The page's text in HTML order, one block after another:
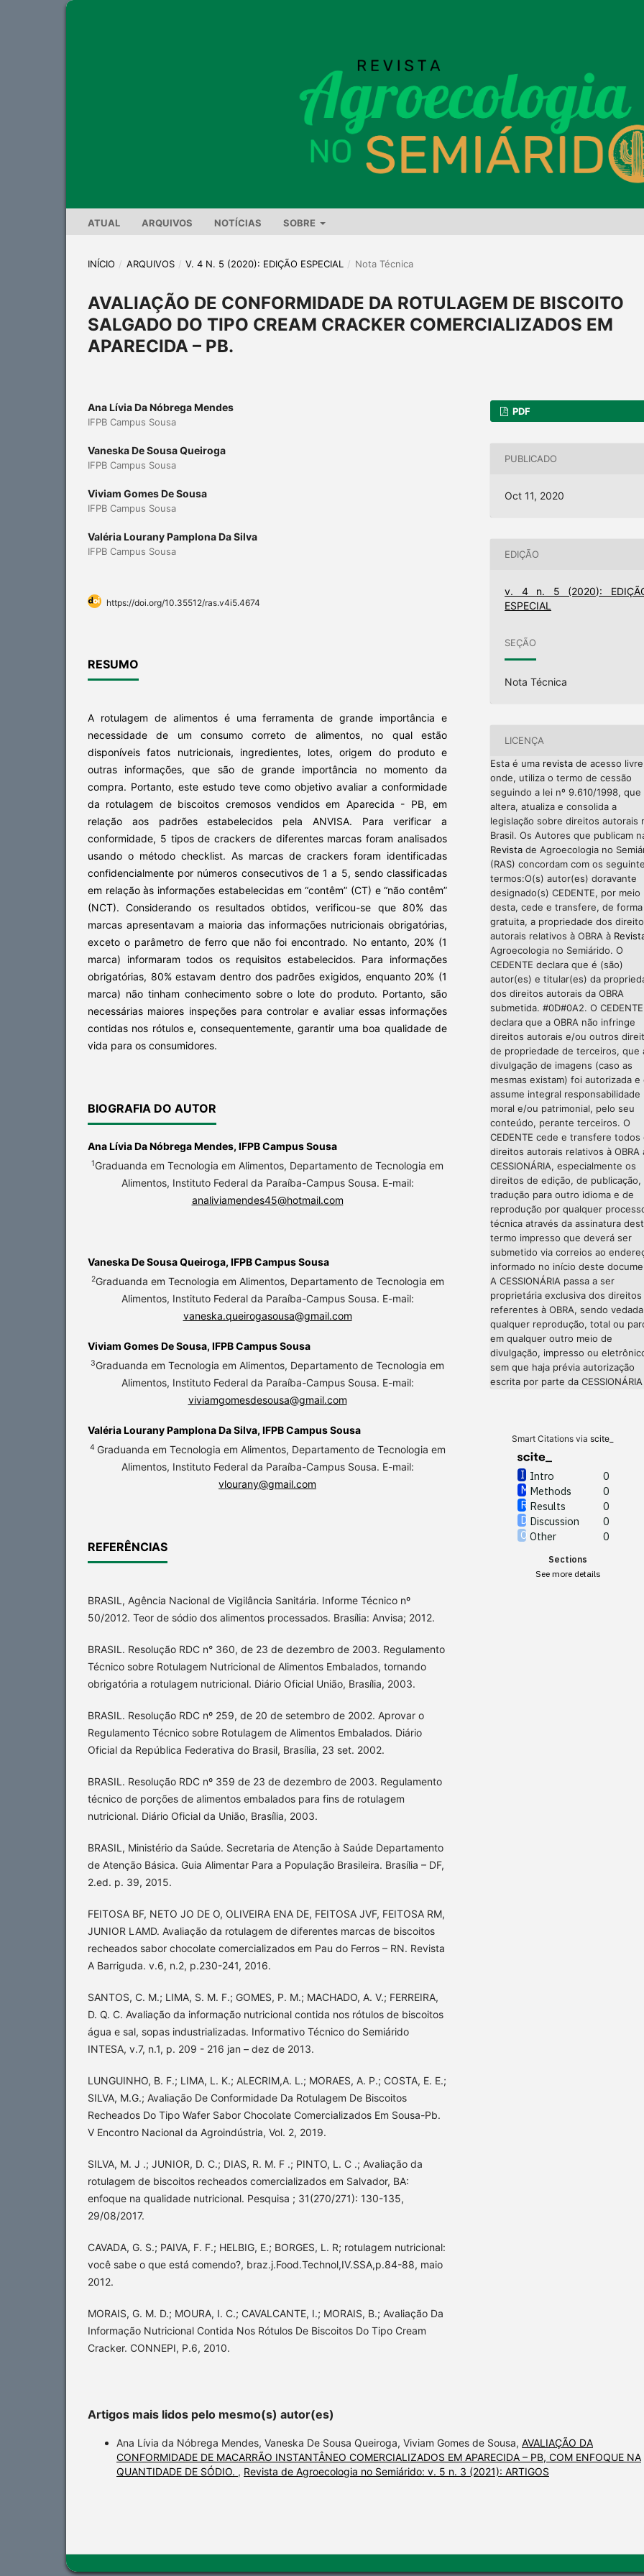
ATUAL ARQUIVOS NOTÍCIAS SOBRE
INÍCIO / ARQUIVOS / V. 4 N. 5 (2020): EDIÇÃO ESPECIAL / Nota Técnica
AVALIAÇÃO DE CONFORMIDADE DA ROTULAGEM DE BISCOITO
SALGADO DO TIPO CREAM CRACKER COMERCIALIZADOS EM
APARECIDA – PB.
Ana Lívia Da Nóbrega Mendes
IFPB Campus Sousa
Vaneska De Sousa Queiroga
IFPB Campus Sousa
Viviam Gomes De Sousa
IFPB Campus Sousa
Valéria Lourany Pamplona Da Silva
IFPB Campus Sousa
https://doi.org/10.35512/ras.v4i5.4674
RESUMO
A rotulagem de alimentos é uma ferramenta de grande importância e
necessidade de um consumo correto de alimentos, no qual estão
disponíveis fatos nutricionais, ingredientes, lotes, origem do produto e
outras informações, que são de grande importância no momento da
compra. Portanto, este estudo teve como objetivo avaliar a conformidade
da rotulagem de biscoitos cremosos vendidos em Aparecida - PB, em
relação aos padrões estabelecidos pela ANVISA. Para verificar a
conformidade, 5 tipos de crackers de diferentes marcas foram analisados
usando o método checklist. As marcas de crackers foram identificadas
confidencialmente por números consecutivos de 1 a 5, sendo classificadas
em relação às informações estabelecidas em “contêm” (CT) e “não contêm”
(NCT). Considerando os resultados obtidos, verificou-se que 80% das
marcas apresentavam a maioria das informações nutricionais obrigatórias,
exceto o parâmetro de ferro que não foi encontrado. No entanto, 20% (1
marca) informaram todos os requisitos estabelecidos. Para informações
obrigatórias, 80% estavam dentro dos padrões exigidos, enquanto 20% (1
marca) não tinham conhecimento sobre o lote do produto. Portanto, são
necessárias maiores inspeções para controlar e avaliar essas informações
contidas nos rótulos e, consequentemente, garantir uma boa qualidade de
vida para os consumidores.
BIOGRAFIA DO AUTOR
Ana Lívia Da Nóbrega Mendes, IFPB Campus Sousa
1Graduanda em Tecnologia em Alimentos, Departamento de Tecnologia em
Alimentos, Instituto Federal da Paraíba-Campus Sousa. E-mail:
analiviamendes45@hotmail.com
Vaneska De Sousa Queiroga, IFPB Campus Sousa
2Graduanda em Tecnologia em Alimentos, Departamento de Tecnologia em
Alimentos, Instituto Federal da Paraíba-Campus Sousa. E-mail:
vaneska.queirogasousa@gmail.com
Viviam Gomes De Sousa, IFPB Campus Sousa
3Graduanda em Tecnologia em Alimentos, Departamento de Tecnologia em
Alimentos, Instituto Federal da Paraíba-Campus Sousa. E-mail:
viviamgomesdesousa@gmail.com
Valéria Lourany Pamplona Da Silva, IFPB Campus Sousa
4 Graduanda em Tecnologia em Alimentos, Departamento de Tecnologia em
Alimentos, Instituto Federal da Paraíba-Campus Sousa. E-mail:
vlourany@gmail.com
REFERÊNCIAS
BRASIL, Agência Nacional de Vigilância Sanitária. Informe Técnico nº
50/2012. Teor de sódio dos alimentos processados. Brasília: Anvisa; 2012.
BRASIL. Resolução RDC n° 360, de 23 de dezembro de 2003. Regulamento
Técnico sobre Rotulagem Nutricional de Alimentos Embalados, tornando
obrigatória a rotulagem nutricional. Diário Oficial União, Brasília, 2003.
BRASIL. Resolução RDC nº 259, de 20 de setembro de 2002. Aprovar o
Regulamento Técnico sobre Rotulagem de Alimentos Embalados. Diário
Oficial da República Federativa do Brasil, Brasília, 23 set. 2002.
BRASIL. Resolução RDC nº 359 de 23 de dezembro de 2003. Regulamento
técnico de porções de alimentos embalados para fins de rotulagem
nutricional. Diário Oficial da União, Brasília, 2003.
BRASIL, Ministério da Saúde. Secretaria de Atenção à Saúde Departamento
de Atenção Básica. Guia Alimentar Para a População Brasileira. Brasília – DF,
2.ed. p. 39, 2015.
FEITOSA BF, NETO JO DE O, OLIVEIRA ENA DE, FEITOSA JVF, FEITOSA RM,
JUNIOR LAMD. Avaliação da rotulagem de diferentes marcas de biscoitos
recheados sabor chocolate comercializados em Pau do Ferros – RN. Revista
A Barriguda. v.6, n.2, p.230-241, 2016.
SANTOS, C. M.; LIMA, S. M. F.; GOMES, P. M.; MACHADO, A. V.; FERREIRA,
D. Q. C. Avaliação da informação nutricional contida nos rótulos de biscoitos
água e sal, sopas industrializadas. Informativo Técnico do Semiárido
INTESA, v.7, n.1, p. 209 - 216 jan – dez de 2013.
LUNGUINHO, B. F.; LIMA, L. K.; ALECRIM,A. L.; MORAES, A. P.; COSTA, E. E.;
SILVA, M.G.; Avaliação De Conformidade Da Rotulagem De Biscoitos
Recheados Do Tipo Wafer Sabor Chocolate Comercializados Em Sousa-Pb.
V Encontro Nacional da Agroindústria, Vol. 2, 2019.
SILVA, M. J .; JUNIOR, D. C.; DIAS, R. M. F .; PINTO, L. C .; Avaliação da
rotulagem de biscoitos recheados comercializados em Salvador, BA:
enfoque na qualidade nutricional. Pesquisa ; 31(270/271): 130-135,
29/08/2017.
CAVADA, G. S.; PAIVA, F. F.; HELBIG, E.; BORGES, L. R; rotulagem nutricional:
você sabe o que está comendo?, braz.j.Food.Technol,IV.SSA,p.84-88, maio
2012.
MORAIS, G. M. D.; MOURA, I. C.; CAVALCANTE, I.; MORAIS, B.; Avaliação Da
Informação Nutricional Contida Nos Rótulos De Biscoitos Do Tipo Cream
Cracker. CONNEPI, P.6, 2010.
PDF
PUBLICADO
Oct 11, 2020
EDIÇÃO
v. 4 n. 5 (2020):
ESPECIAL
SEÇÃO
Nota Técnica
LICENÇA
Esta é uma revista de acesso
onde, utiliza o termo de cessão
seguindo a lei nº 9.610/1998, que
altera, atualiza e consolida a
legislação sobre direitos autorais
Brasil. Os Autores que publicam
Revista de Agroecologia no
(RAS) concordam com os
termos:O(s) autor(es) doravante
designado(s) CEDENTE, por meio
desta, cede e transfere, de forma
gratuita, a propriedade dos
autorais relativos à OBRA à
Agroecologia no Semiárido. O
CEDENTE declara que é (são)
autor(es) e titular(es) da
dos direitos autorais da OBRA
submetida. #0D#0A2. O CEDENTE
declara que a OBRA não infringe
direitos autorais e/ou outros
de propriedade de terceiros, que
divulgação de imagens (caso as
mesmas existam) foi autorizada e
assume integral responsabilidade
moral e/ou patrimonial, pelo seu
conteúdo, perante terceiros. O
CEDENTE cede e transfere todos
direitos autorais relativos à OBRA
CESSIONÁRIA, especialmente os
direitos de edição, de publicação,
tradução para outro idioma e de
reprodução por qualquer
técnica através da assinatura
termo impresso que deverá ser
submetido via correios ao
informado no início deste
A CESSIONÁRIA passa a ser
proprietária exclusiva dos direitos
referentes à OBRA, sendo vedada
qualquer reprodução, total ou
em qualquer outro meio de
divulgação, impresso ou
sem que haja prévia autorização
escrita por parte da CESSIONÁRIA
Smart Citations via scite_
Intro
0
Methods
0
Results
0
Discussion
0
Other
0
Sections
See more details
Artigos mais lidos pelo mesmo(s) autor(es)
Ana Lívia da Nóbrega Mendes, Vaneska De Sousa Queiroga, Viviam Gomes de Sousa, AVALIAÇÃO DA
CONFORMIDADE DE MACARRÃO INSTANTÂNEO COMERCIALIZADOS EM APARECIDA – PB, COM ENFOQUE NA
QUANTIDADE DE SÓDIO. , Revista de Agroecologia no Semiárido: v. 5 n. 3 (2021): ARTIGOS